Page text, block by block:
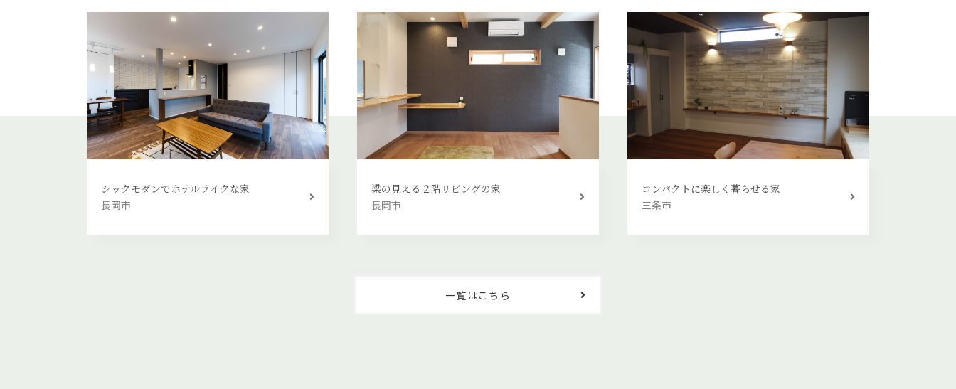
シックモダンでホテルライクな家
長岡市
梁の見える２階リビングの家
長岡市
コンパクトに楽しく暮らせる家
三条市
一覧はこちら